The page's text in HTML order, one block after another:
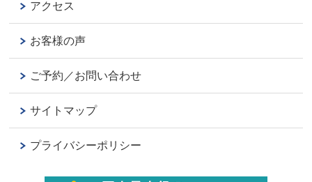
アクセス
お客様の声
ご予約／お問い合わせ
サイトマップ
プライバシーポリシー